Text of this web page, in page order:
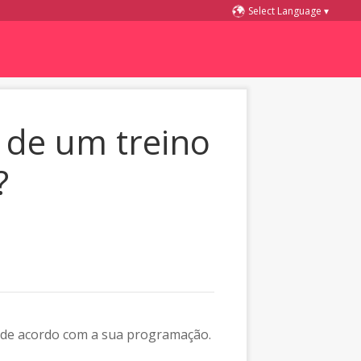
Select Language ▾
um treino
acordo com a sua programação.